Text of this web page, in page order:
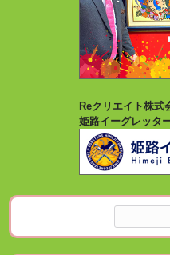
Reクリエイト株式
姫路イーグレッタ
索: